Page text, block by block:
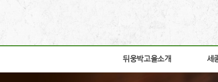
뒤웅박고을소개 세
뒤웅박고을소개 세